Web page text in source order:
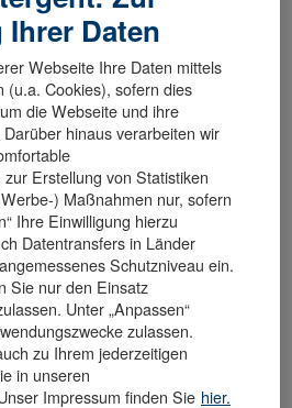
unsere freien Stellen.
Produktion. On our career site you
your online application!
Daten
Webseite Ihre Daten mittels
(u.a. Cookies), sofern dies
die Webseite und ihre
hinaus verarbeiten wir
Erstellung von Statistiken
) Maßnahmen nur, sofern
Ihre Einwilligung hierzu
Datentransfers in Länder
Schutzniveau ein.
Sie nur den Einsatz
Unter „Anpassen“
zulassen.
zu Ihrem jederzeitigen
in unseren
Unser Impressum finden Sie hier.